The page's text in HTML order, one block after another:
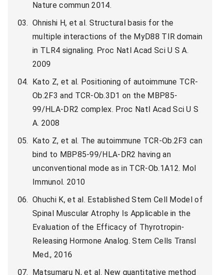
Nature commun 2014.
Ohnishi H, et al. Structural basis for the
multiple interactions of the MyD88 TIR domain
in TLR4 signaling. Proc Natl Acad Sci U S A.
2009
Kato Z, et al. Positioning of autoimmune TCR-
Ob.2F3 and TCR-Ob.3D1 on the MBP85-
99/HLA-DR2 complex. Proc Natl Acad Sci U S
A. 2008
Kato Z, et al. The autoimmune TCR-Ob.2F3 can
bind to MBP85-99/HLA-DR2 having an
unconventional mode as in TCR-Ob.1A12. Mol
Immunol. 2010
Ohuchi K, et al. Established Stem Cell Model of
Spinal Muscular Atrophy Is Applicable in the
Evaluation of the Efficacy of Thyrotropin-
Releasing Hormone Analog. Stem Cells Transl
Med., 2016
Matsumaru N, et al. New quantitative method